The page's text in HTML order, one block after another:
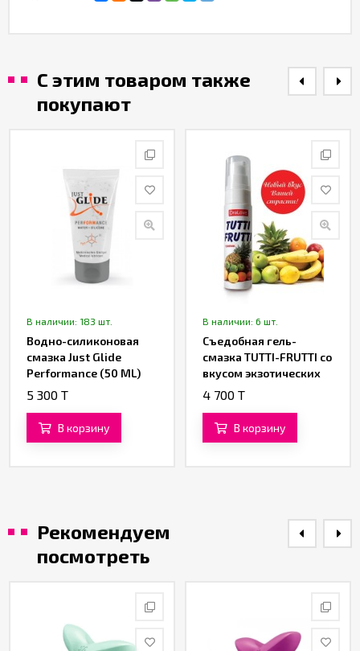
С этим товаром также
покупают
В наличии: 183 шт.
Водно-силиконовая
смазка Just Glide
Performance (50 ML)
5 300 T
В корзину
В наличии: 6 шт.
Съедобная гель-
смазка TUTTI-FRUTTI со
вкусом экзотических
фруктов 30 ML
4 700 T
В корзину
Рекомендуем
посмотреть